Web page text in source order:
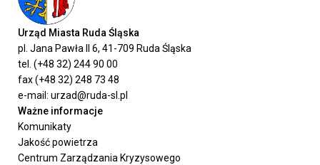
Urząd Miasta Ruda Śląska
pl. Jana Pawła II 6, 41-709 Ruda Śląska
tel. (+48 32) 244 90 00
fax (+48 32) 248 73 48
e-mail: urzad@ruda-sl.pl
Ważne informacje
Komunikaty
Jakość powietrza
Centrum Zarządzania Kryzysowego